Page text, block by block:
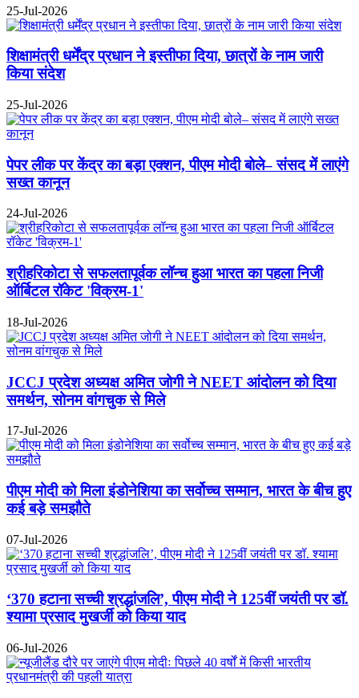
25-Jul-2026
शिक्षामंत्री धर्मेंद्र प्रधान ने इस्तीफा दिया, छात्रों के नाम जारी
किया संदेश
25-Jul-2026
पेपर लीक पर केंद्र का बड़ा एक्शन, पीएम मोदी बोले– संसद में लाएंगे
सख्त कानून
24-Jul-2026
श्रीहरिकोटा से सफलतापूर्वक लॉन्च हुआ भारत का पहला निजी
ऑर्बिटल रॉकेट 'विक्रम-1'
18-Jul-2026
JCCJ प्रदेश अध्यक्ष अमित जोगी ने NEET आंदोलन को दिया
समर्थन, सोनम वांगचुक से मिले
17-Jul-2026
पीएम मोदी को मिला इंडोनेशिया का सर्वोच्च सम्मान, भारत के बीच हुए
कई बड़े समझौते
07-Jul-2026
‘370 हटाना सच्ची श्रद्धांजलि’, पीएम मोदी ने 125वीं जयंती पर डॉ.
श्यामा प्रसाद मुखर्जी को किया याद
06-Jul-2026